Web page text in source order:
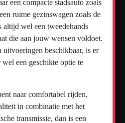
een compacte stadsauto zoals
ruime gezinswagen zoals de
altijd wel een tweedehands
die aan jouw wensen voldoet.
beschikbaar, is er
een geschikte optie te
naar comfortabel rijden,
in combinatie met het
transmissie, dan is een